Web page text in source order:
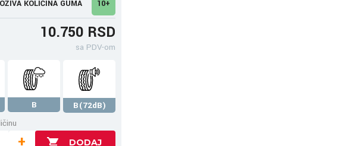
KOLIČINA GUMA 10+
10.750 RSD
sa PDV-om
B
B(72dB)